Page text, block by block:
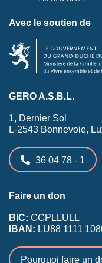
Avec le soutien de
GERO A.S.B.L.
1, Dernier Sol
L-2543 Bonnevoie,
36 04 78 - 1
Faire un don
BIC: CCPLLULL
IBAN: LU88 1111
Pourquoi faire un